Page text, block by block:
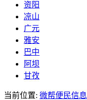
资阳
凉山
广元
雅安
巴中
阿坝
甘孜
当前位置: 微帮便民信